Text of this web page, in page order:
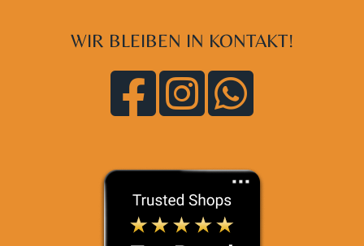
WIR BLEIBEN IN KONTAKT!